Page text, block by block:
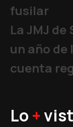
fusilar
La JMJ
un año de
cuenta
Lo +